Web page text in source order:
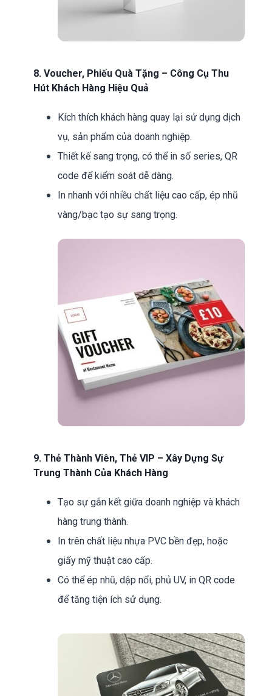
8. Voucher, Phiếu Quà Tặng – Công Cụ Thu
Hút Khách Hàng Hiệu Quả
Kích thích khách hàng quay lại sử dụng dịch
vụ, sản phẩm của doanh nghiệp.
Thiết kế sang trọng, có thể in số series, QR
code để kiểm soát dễ dàng.
In nhanh với nhiều chất liệu cao cấp, ép nhũ
vàng/bạc tạo sự sang trọng.
9. Thẻ Thành Viên, Thẻ VIP – Xây Dựng Sự
Trung Thành Của Khách Hàng
Tạo sự gắn kết giữa doanh nghiệp và khách
hàng trung thành.
In trên chất liệu nhựa PVC bền đẹp, hoặc
giấy mỹ thuật cao cấp.
Có thể ép nhũ, dập nổi, phủ UV, in QR code
để tăng tiện ích sử dụng.